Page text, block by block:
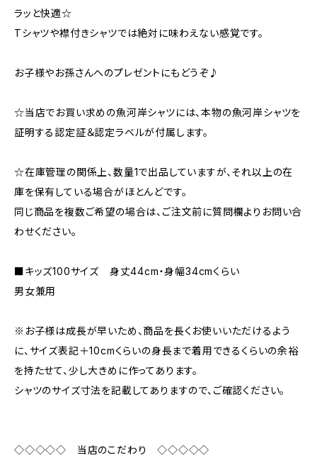
ラッと快適☆
Tシャツや襟付きシャツでは絶対に味わえない感覚です。
お子様やお孫さんへのプレゼントにもどうぞ♪
☆当店でお買い求めの魚河岸シャツには、本物の魚河岸シャツを
証明する認定証＆認定ラベルが付属します。
☆在庫管理の関係上、数量1で出品していますが、それ以上の在
庫を保有している場合がほとんどです。
同じ商品を複数ご希望の場合は、ご注文前に質問欄よりお問い合
わせください。
■キッズ100サイズ 身丈44cm・身幅34cmくらい
男女兼用
※お子様は成長が早いため、商品を長くお使いいただけるよう
に、サイズ表記＋10cmくらいの身長まで着用できるくらいの余裕
を持たせて、少し大きめに作ってあります。
シャツのサイズ寸法を記載してありますので、ご確認ください。
◇◇◇◇◇ 当店のこだわり ◇◇◇◇◇